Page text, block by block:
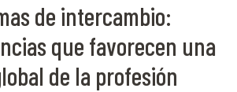
de intercambio:
que favorecen una
de la profesión